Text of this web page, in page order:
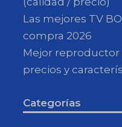
Las mejores TV
compra 2026
Mejor reproductor
precios y
Categorías